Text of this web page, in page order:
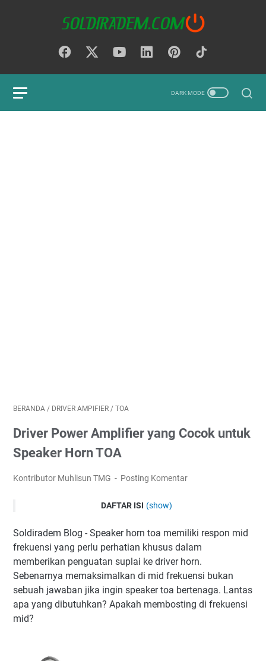
BERANDA / DRIVER AMPIFIER / TOA
Driver Power Amplifier yang Cocok untuk
Speaker Horn TOA
Kontributor Muhlisun TMG Posting Komentar
DAFTAR ISI (show)
Safari 400 watt
Ocl 504
Soldiradem Blog - Speaker horn toa memiliki respon mid
frekuensi yang perlu perhatian khusus dalam
memberikan penguatan suplai ke driver horn.
Sebenarnya memaksimalkan di mid frekuensi bukan
sebuah jawaban jika ingin speaker toa bertenaga. Lantas
apa yang dibutuhkan? Apakah membosting di frekuensi
mid?